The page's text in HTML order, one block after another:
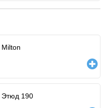
Этюд 190